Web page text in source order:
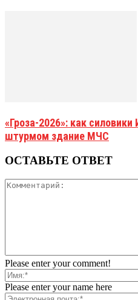
«Гроза-2026»: как
штурмом здание МЧС
ОСТАВЬТЕ ОТВЕТ
Please enter your comment!
Please enter your name here